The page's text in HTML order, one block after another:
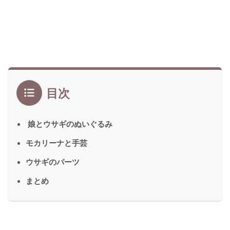
目次
娘とウサギのぬいぐるみ
モカリーナと手芸
ウサギのパーツ
まとめ